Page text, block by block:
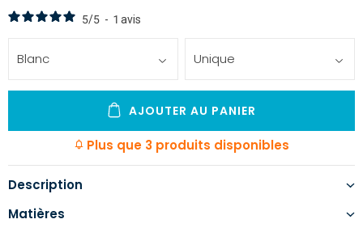
5/5 - 1 avis
Blanc Unique
AJOUTER AU PANIER
Plus que 3 produits disponibles
Description
Matières